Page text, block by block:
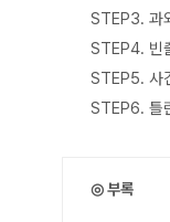
STEP3. 과
STEP4. 빈
STEP5. 사
STEP6. 틀
◎ 부록